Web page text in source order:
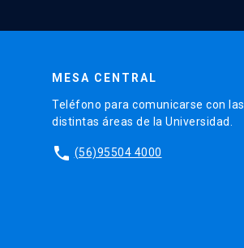
MESA CENTRAL
Teléfono para comunicarse con las
distintas áreas de la Universidad.
phone (56)95504 4000